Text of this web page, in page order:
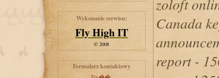
Wykonanie serwisu:
Fly High IT
© 2008
Formularz kontaktowy
zoloft
Canada
report -